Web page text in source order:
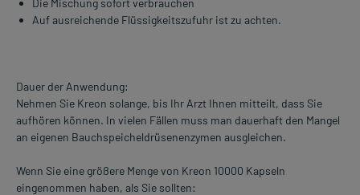
Auf ausreichende Flüssigkeitszufuhr ist zu achten.
Dauer der Anwendung:
Nehmen Sie Kreon solange, bis Ihr Arzt Ihnen mitteilt, dass Sie
aufhören können. In vielen Fällen muss man dauerhaft den Mangel
an eigenen Bauchspeicheldrüsenenzymen ausgleichen.
Wenn Sie eine größere Menge von Kreon 10000 Kapseln
eingenommen haben, als Sie sollten: